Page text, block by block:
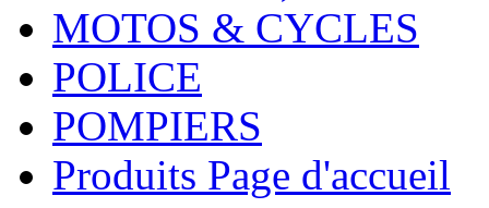
MOTOS & CYCLES
POLICE
POMPIERS
Produits Page d'accueil